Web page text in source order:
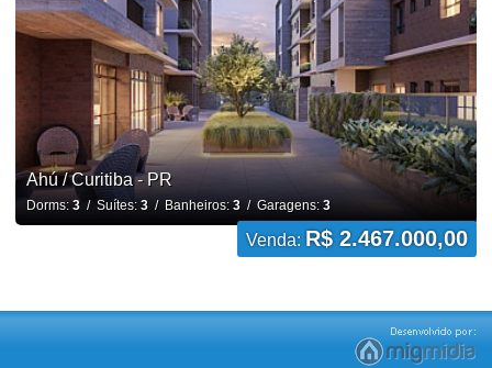
Ahú / Curitiba - PR
Dorms: 3/ Suítes: 3/ Banheiros: 3/ Garagens: 3
Venda: R$ 2.467.000,00